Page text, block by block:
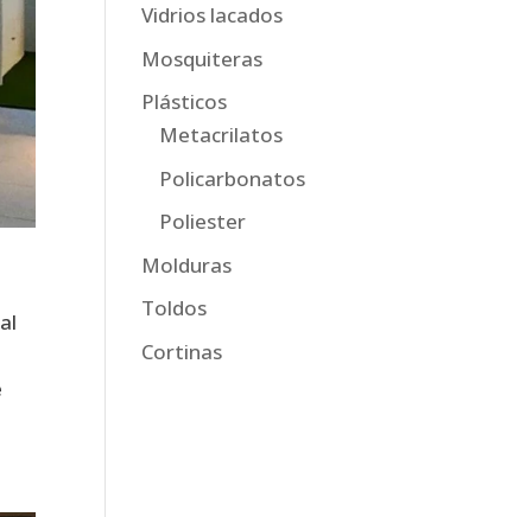
Vidrios lacados
Mosquiteras
Plásticos
Metacrilatos
Policarbonatos
Poliester
Molduras
Toldos
Cortinas